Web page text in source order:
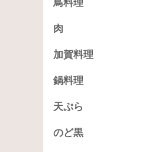
鳥料理
肉
加賀料理
鍋料理
天ぷら
のど黒